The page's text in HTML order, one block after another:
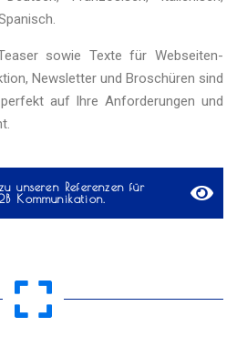
sowie Texte für Webseiten-
Newsletter und Broschüren sind
auf Ihre Anforderungen und
unseren Referenzen für
Kommunikation.